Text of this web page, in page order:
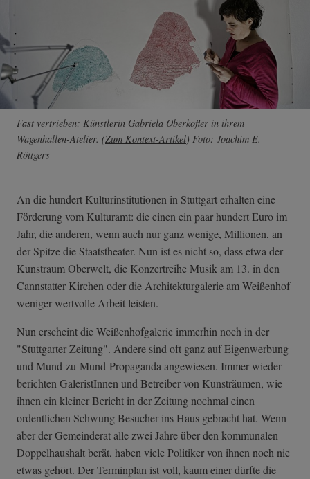
Fast vertrieben: Künstlerin Gabriela Oberkofler in ihrem
Wagenhallen-Atelier. (Zum Kontext-Artikel) Foto: Joachim E.
Röttgers
An die hundert Kulturinstitutionen in Stuttgart erhalten eine
Förderung vom Kulturamt: die einen ein paar hundert Euro im
Jahr, die anderen, wenn auch nur ganz wenige, Millionen, an
der Spitze die Staatstheater. Nun ist es nicht so, dass etwa der
Kunstraum Oberwelt, die Konzertreihe Musik am 13. in den
Cannstatter Kirchen oder die Architekturgalerie am Weißenhof
weniger wertvolle Arbeit leisten.
Nun erscheint die Weißenhofgalerie immerhin noch in der
"Stuttgarter Zeitung". Andere sind oft ganz auf Eigenwerbung
und Mund-zu-Mund-Propaganda angewiesen. Immer wieder
berichten GaleristInnen und Betreiber von Kunsträumen, wie
ihnen ein kleiner Bericht in der Zeitung nochmal einen
ordentlichen Schwung Besucher ins Haus gebracht hat. Wenn
aber der Gemeinderat alle zwei Jahre über den kommunalen
Doppelhaushalt berät, haben viele Politiker von ihnen noch nie
etwas gehört. Der Terminplan ist voll, kaum einer dürfte die